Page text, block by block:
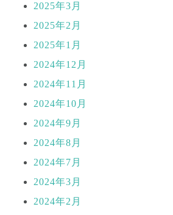
2025年3月
2025年2月
2025年1月
2024年12月
2024年11月
2024年10月
2024年9月
2024年8月
2024年7月
2024年3月
2024年2月